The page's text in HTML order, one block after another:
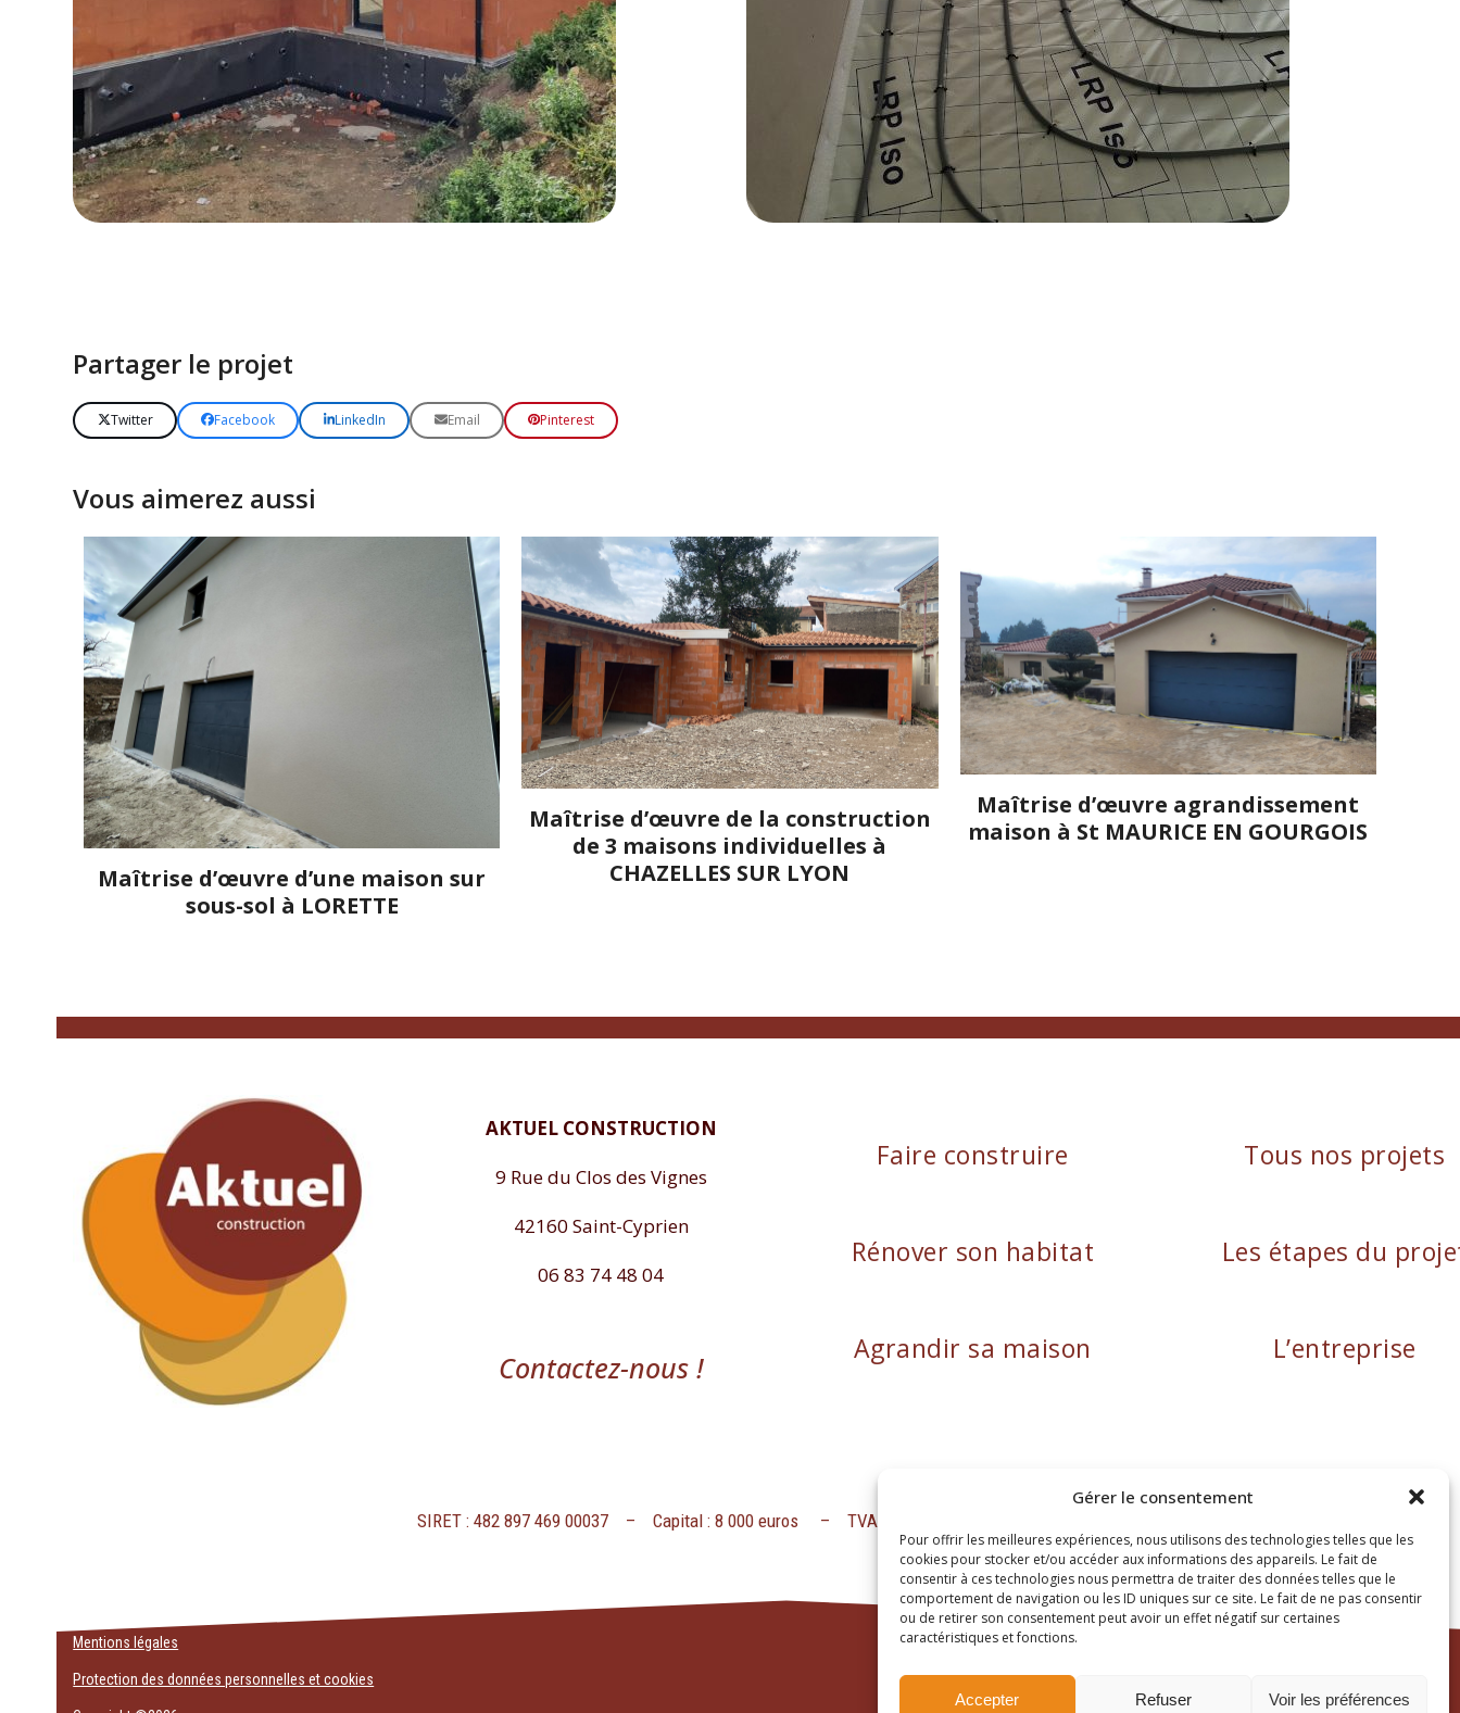
Gérer le consentement
Pour offrir les meilleures expériences, nous utilisons des technologies telles que les
cookies pour stocker et/ou accéder aux informations des appareils. Le fait de
consentir à ces technologies nous permettra de traiter des données telles que le
comportement de navigation ou les ID uniques sur ce site. Le fait de ne pas consentir
ou de retirer son consentement peut avoir un effet négatif sur certaines
caractéristiques et fonctions.
Accepter Refuser Voir les préférences
Partager le projet
Twitter Facebook LinkedIn Email Pinterest
Vous aimerez aussi
Maîtrise d’œuvre d’une maison sur
sous-sol à LORETTE
Maîtrise d’œuvre de la construction
de 3 maisons individuelles à
CHAZELLES SUR LYON
Maîtrise d’œuvre agrandissement
maison à St MAURICE EN GOURGOIS
AKTUEL CONSTRUCTION
9 Rue du Clos des Vignes
42160 Saint-Cyprien
06 83 74 48 04
Contactez-nous !
Faire construire
Rénover son habitat
Agrandir sa maison
Tous nos projets
Les étapes du
L’entreprise
SIRET : 482 897 469 00037 – Capital : 8 000 euros – TVA intracommunautaire : FR38482897469
Mentions légales
Protection des données personnelles et cookies
Site réalisé par